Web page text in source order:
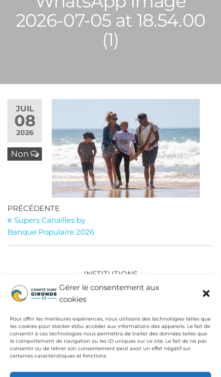
Gérer le consentement aux
cookies
Pour offrir les meilleures expériences, nous utilisons des technologies telles que
les cookies pour stocker et/ou accéder aux informations des appareils. Le fait de
consentir à ces technologies nous permettra de traiter des données telles que
le comportement de navigation ou les ID uniques sur ce site. Le fait de ne pas
consentir ou de retirer son consentement peut avoir un effet négatif sur
certaines caractéristiques et fonctions.
2026-07-05 at 18.54.00
(1)
JUIL
08
2026
Non
Navigation
de
l’article
Article
précédent
PRÉCÉDENTE
Supers Canailles by
Banque Populaire 2026
INSTITUTIONS
Fédération Française de Surf
Ligue de Surf de Nouvelle Aquitaine
CdC Médoc Atlantique